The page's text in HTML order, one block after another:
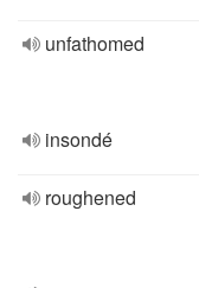
unfathomed
insondé
roughened